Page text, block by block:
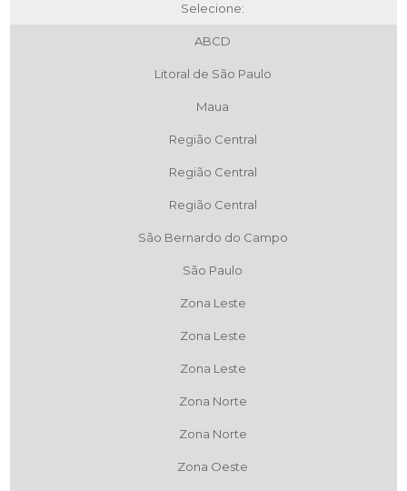
Selecione:
ABCD
Litoral de São Paulo
Maua
Região Central
Região Central
Região Central
São Bernardo do Campo
São Paulo
Zona Leste
Zona Leste
Zona Leste
Zona Norte
Zona Norte
Zona Oeste